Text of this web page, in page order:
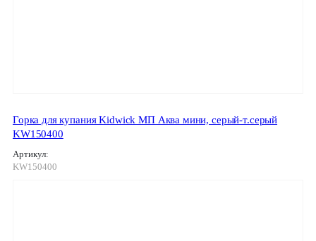
Горка для купания Kidwick МП Аква мини, серый-т.серый
KW150400
Артикул:
KW150400